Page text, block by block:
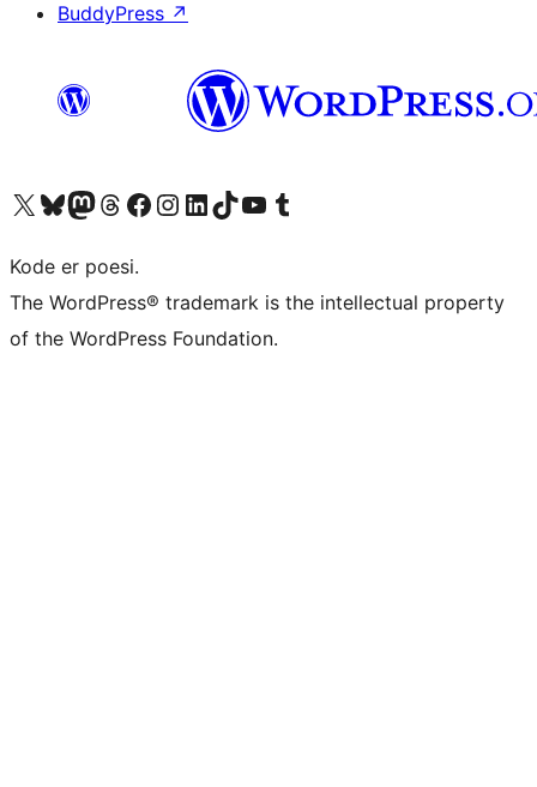
BuddyPress ↗
Besøg vores X (tidligere Twitter) konto
Besøg vores Bluesky-konto
Besøg vores Mastodon konto
Besøg vores Threads-konto
Besøg vores Facebook sideBesøg vores Instagram konto
Besøg vores LinkedIn konto
Besøg vores TikTok-konto
Besøg vores YouTube-kanalBesøg vores Tumblr-konto
Kode er poesi.
The WordPress® trademark is the intellectual property
of the WordPress Foundation.